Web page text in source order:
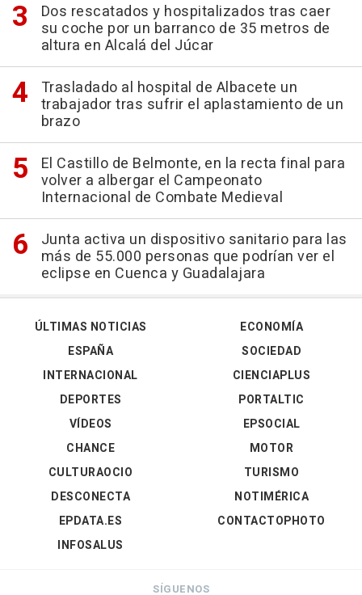
Dos rescatados y hospitalizados tras caer
su coche por un barranco de 35 metros de
altura en Alcalá del Júcar
Trasladado al hospital de Albacete un
trabajador tras sufrir el aplastamiento de un
brazo
El Castillo de Belmonte, en la recta final para
volver a albergar el Campeonato
Internacional de Combate Medieval
Junta activa un dispositivo sanitario para las
más de 55.000 personas que podrían ver el
eclipse en Cuenca y Guadalajara
ÚLTIMAS NOTICIAS
ESPAÑA
INTERNACIONAL
DEPORTES
VÍDEOS
ECONOMÍA
SOCIEDAD
CIENCIAPLUS
PORTALTIC
EPSOCIAL
CHANCE
CULTURAOCIO
DESCONECTA
EPDATA.ES
INFOSALUS
MOTOR
TURISMO
NOTIMÉRICA
CONTACTOPHOTO
SÍGUENOS